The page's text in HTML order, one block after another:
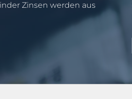
Zinsen werden aus